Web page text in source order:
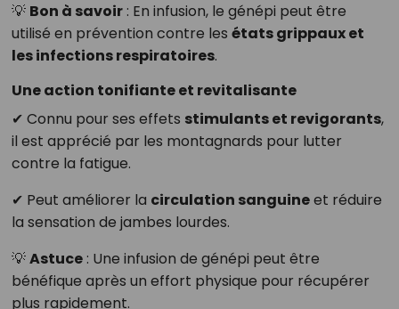
💡 Bon à savoir: En infusion, le génépi peut être
utilisé en prévention contre les états grippaux et
les infections respiratoires.
Une action tonifiante et revitalisante
✔ Connu pour ses effets stimulants et revigorants,
il est apprécié par les montagnards pour lutter
contre la fatigue.
✔ Peut améliorer la circulation sanguineet réduire
la sensation de jambes lourdes.
💡Astuce: Une infusion de génépi peut être
bénéfique après un effort physique pour récupérer
plus rapidement.